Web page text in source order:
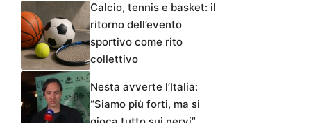
Calcio, tennis e basket: il
ritorno dell’evento
sportivo come rito
collettivo
Nesta avverte l’Italia:
“Siamo più forti, ma si